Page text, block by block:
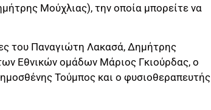
Μούχλιας), την οποία μπορείτε να
του Παναγιώτη Λακασά, Δημήτρης
Εθνικών ομάδων Μάριος Γκιούρδας, ο
Τούμπος και ο φυσιοθεραπευτής